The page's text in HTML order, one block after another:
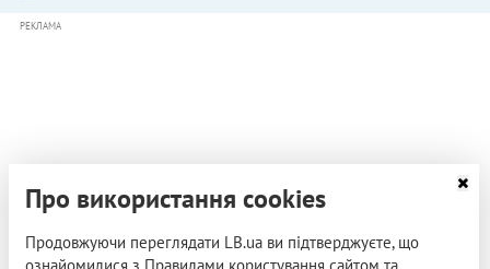
РЕКЛАМА
Про використання cookies
Продовжуючи переглядати LB.ua ви підтверджуєте, що